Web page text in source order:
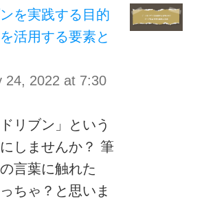
を実践する目的
活用する要素と
24, 2022 at 7:30
リブン」という
しませんか？ 筆
言葉に触れた
ちゃ？と思いま